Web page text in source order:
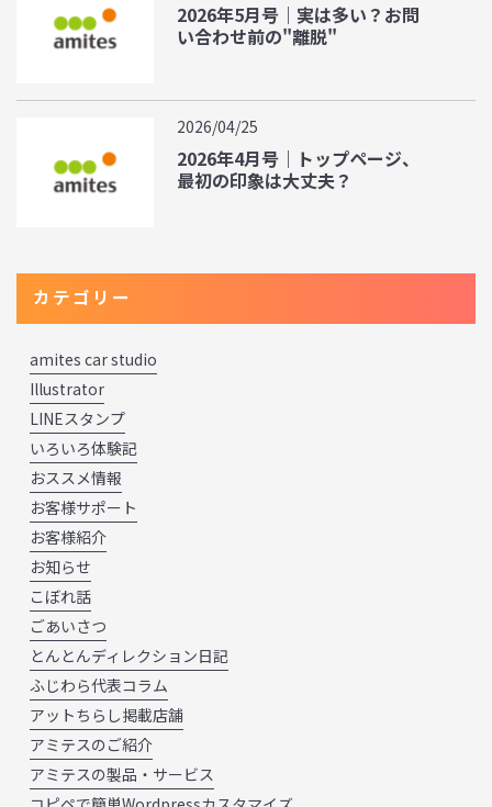
2026年5月号｜実は多い？お問
い合わせ前の"離脱"
2026/04/25
2026年4月号｜トップページ、
最初の印象は大丈夫？
カテゴリー
amites car studio
Illustrator
LINEスタンプ
いろいろ体験記
おススメ情報
お客様サポート
お客様紹介
お知らせ
こぼれ話
ごあいさつ
とんとんディレクション日記
ふじわら代表コラム
アットちらし掲載店舗
アミテスのご紹介
アミテスの製品・サービス